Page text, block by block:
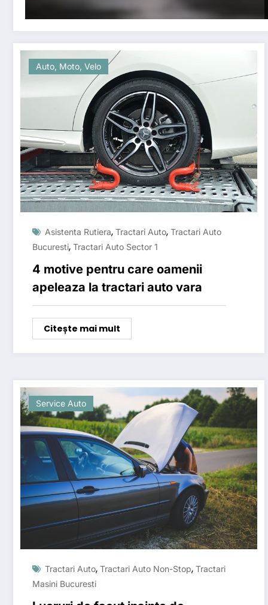
Auto, Moto, Velo
Asistenta Rutiera, Tractari Auto, Tractari Auto
Bucuresti, Tractari Auto Sector 1
4 motive pentru care oamenii
apeleaza la tractari auto vara
Citește mai mult
Service Auto
Tractari Auto, Tractari Auto Non-Stop, Tractari
Masini Bucuresti